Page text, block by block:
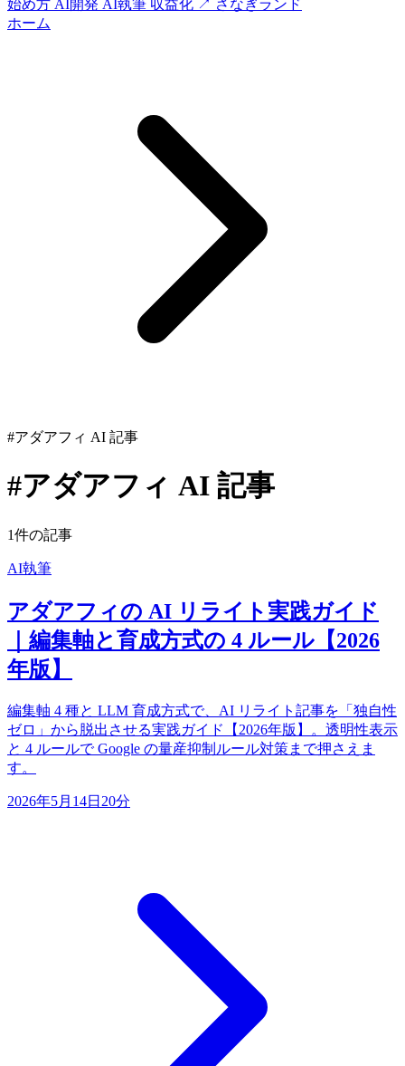
始め方 AI開発 AI執筆 収益化 ↗ さなぎランド
ホーム
#アダアフィ AI 記事
#アダアフィ AI 記事
1件の記事
AI執筆
アダアフィの AI リライト実践ガイド
｜編集軸と育成方式の 4 ルール【2026
年版】
編集軸 4 種と LLM 育成方式で、AI リライト記事を「独自性
ゼロ」から脱出させる実践ガイド【2026年版】。透明性表示
と 4 ルールで Google の量産抑制ルール対策まで押さえま
す。
2026年5月14日 20分